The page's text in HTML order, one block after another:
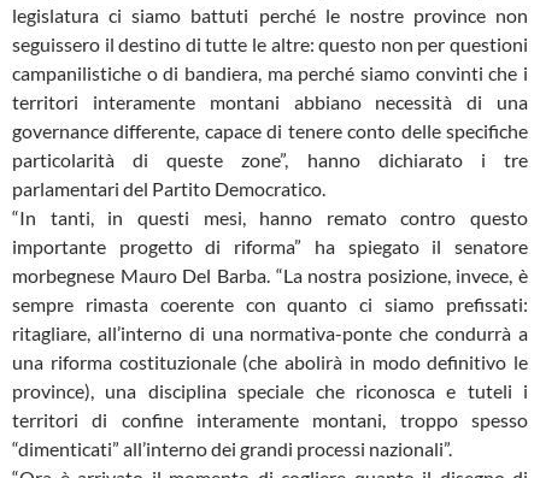
legislatura ci siamo battuti perché le nostre province non
seguissero il destino di tutte le altre: questo non per questioni
campanilistiche o di bandiera, ma perché siamo convinti che i
territori interamente montani abbiano necessità di una
governance differente, capace di tenere conto delle specifiche
particolarità di queste zone”, hanno dichiarato i tre
parlamentari del Partito Democratico.
“In tanti, in questi mesi, hanno remato contro questo
importante progetto di riforma” ha spiegato il senatore
morbegnese Mauro Del Barba. “La nostra posizione, invece, è
sempre rimasta coerente con quanto ci siamo prefissati:
ritagliare, all’interno di una normativa-ponte che condurrà a
una riforma costituzionale (che abolirà in modo definitivo le
province), una disciplina speciale che riconosca e tuteli i
territori di confine interamente montani, troppo spesso
“dimenticati” all’interno dei grandi processi nazionali”.